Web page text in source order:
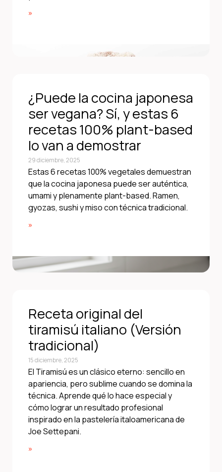
»
¿Puede la cocina japonesa
ser vegana? Sí, y estas 6
recetas 100% plant-based
lo van a demostrar
29 diciembre, 2025
Estas 6 recetas 100% vegetales demuestran
que la cocina japonesa puede ser auténtica,
umami y plenamente plant-based. Ramen,
gyozas, sushi y miso con técnica tradicional.
»
Receta original del
tiramisú italiano (Versión
tradicional)
15 diciembre, 2025
El Tiramisú es un clásico eterno: sencillo en
apariencia, pero sublime cuando se domina la
técnica. Aprende qué lo hace especial y
cómo lograr un resultado profesional
inspirado en la pastelería italoamericana de
Joe Settepani.
»